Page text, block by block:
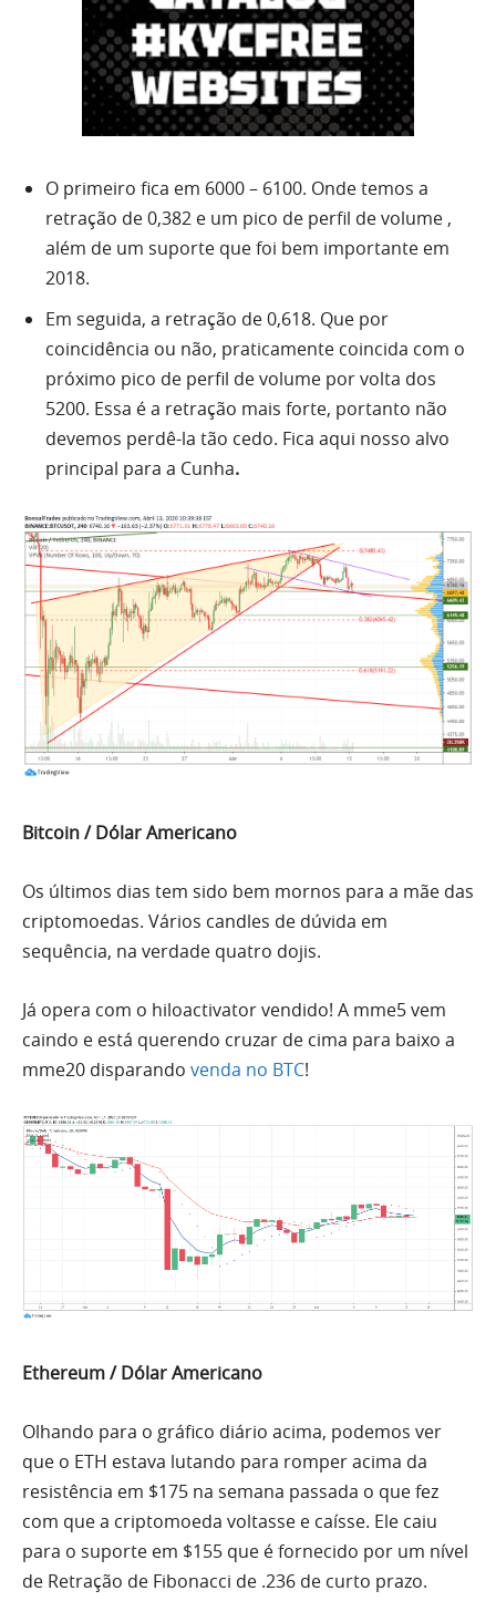
O primeiro fica em 6000 – 6100. Onde temos a
retração de 0,382 e um pico de perfil devolume ,
além de um suporte que foi bem importante em
2018.
Em seguida, a retração de 0,618. Que por
coincidência ou não, praticamente coincida com o
próximo pico de perfil devolume por volta dos
5200. Essa é a retração mais forte, portanto não
devemos perdê-la tão cedo. Fica aqui nosso alvo
principal para a Cunha.
Bitcoin / Dólar Americano
Os últimos dias tem sido bem mornos para a mãe das
criptomoedas. Vários candles de dúvida em
sequência, na verdade quatro dojis.
Já opera com o hiloactivator vendido! A mme5 vem
caindo e está querendo cruzar de cima para baixo a
mme20 disparando venda no BTC!
Ethereum / Dólar Americano
Olhando para o gráfico diário acima, podemos ver
que o ETH estava lutando para romper acima da
resistência em $175 na semana passada o que fez
com que a criptomoeda voltasse e caísse. Ele caiu
para o suporte em $155 que é fornecido por um nível
de Retração de Fibonacci de .236 de curto prazo.